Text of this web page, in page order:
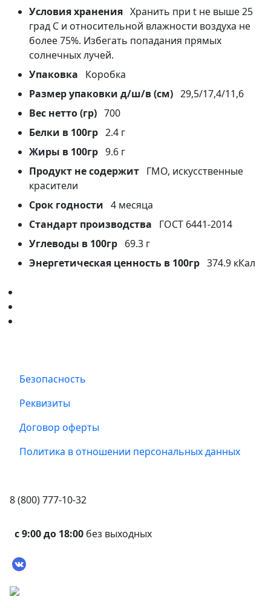
Условия хранения Хранить при t не выше 25
град С и относительной влажности воздуха не
более 75%. Избегать попадания прямых
солнечных лучей.
Упаковка
Коробка
Размер упаковки д/ш/в (см) 29,5/17,4/11,6
Вес нетто (гр) 700
Белки в 100гр 2.4 г
Жиры в 100гр 9.6 г
Продукт не содержит ГМО, искусственные
красители
Срок годности 4 месяца
Стандарт производства
ГОСТ 6441-2014
Углеводы в 100гр 69.3 г
Энергетическая ценность в 100гр 374.9 кКал
Безопасность
Реквизиты
Договор оферты
Политика в отношении персональных данных
8 (800) 777-10-32
с 9:00 до 18:00 без выходных